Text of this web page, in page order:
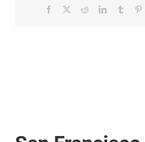
Facebook RedditLinkedInTumblr